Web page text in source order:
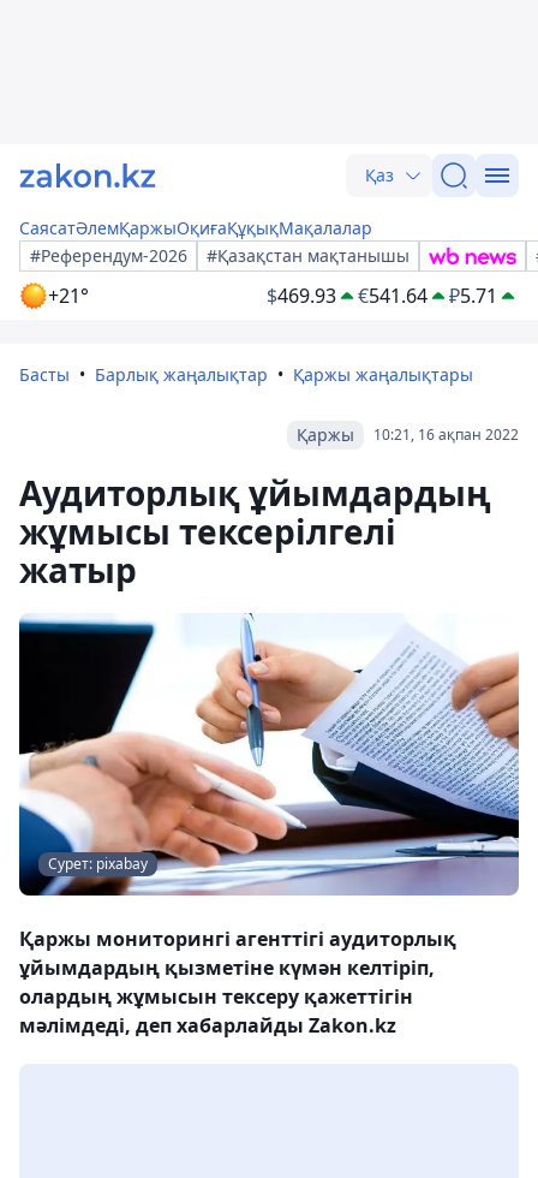
Қаз
СаясатӘлемҚаржыОқиғаҚұқықМақалалар
#Референдум-2026
#Қазақстан мақтанышы
+21° $469.93 €541.64 ₽5.71
Басты Барлық жаңалықтар Қаржы жаңалықтары
10:21, 16 ақпан 2022
Қаржы
Аудиторлық ұйымдардың
жұмысы тексерілгелі
жатыр
Сурет: pixabay
Қаржы мониторингі агенттігі аудиторлық
ұйымдардың қызметіне күмән келтіріп,
олардың жұмысын тексеру қажеттігін
мәлімдеді, деп хабарлайды Zakon.kz